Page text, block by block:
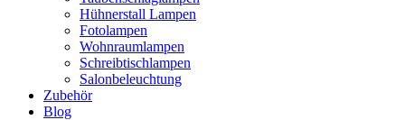
Hühnerstall Lampen
Fotolampen
Wohnraumlampen
Schreibtischlampen
Salonbeleuchtung
Zubehör
Blog